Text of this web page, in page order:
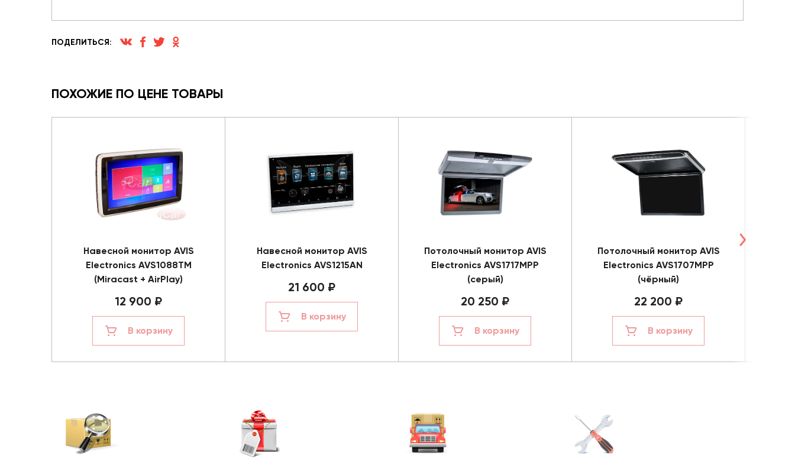
ПОДЕЛИТЬСЯ:
ПОХОЖИЕ ПО ЦЕНЕ ТОВАРЫ
Навесной монитор AVIS
Electronics AVS1088TM
(Miracast + AirPlay)
12 900 ₽
В корзину
Навесной монитор AVIS
Electronics AVS1215AN
21 600 ₽
В корзину
Потолочный монитор AVIS
Electronics AVS1717MPP
(серый)
20 250 ₽
В корзину
Потолочный монитор AVIS
Electronics AVS1707MPP
(чёрный)
22 200 ₽
В корзину